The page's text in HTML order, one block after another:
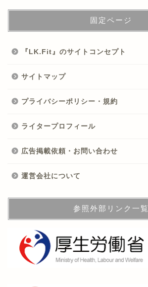
固定ページ
『LK.Fit』のサイトコンセプト
サイトマップ
プライバシーポリシー・規約
ライタープロフィール
広告掲載依頼・お問い合わせ
運営会社について
参照外部リンク一覧